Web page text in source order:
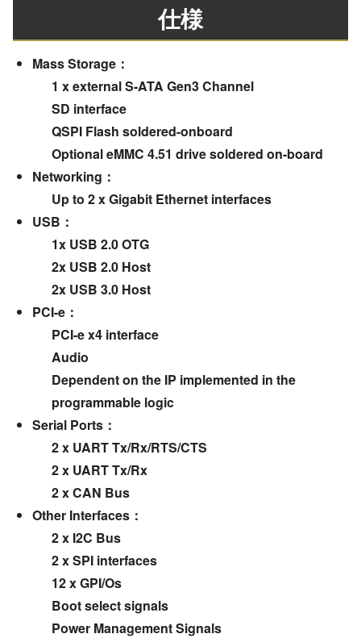
仕様
Mass Storage：
1 x external S-ATA Gen3 Channel
SD interface
QSPI Flash soldered-onboard
Optional eMMC 4.51 drive soldered on-board
Networking：
Up to 2 x Gigabit Ethernet interfaces
USB：
1x USB 2.0 OTG
2x USB 2.0 Host
2x USB 3.0 Host
PCI-e：
PCI-e x4 interface
Audio
Dependent on the IP implemented in the
programmable logic
Serial Ports：
2 x UART Tx/Rx/RTS/CTS
2 x UART Tx/Rx
2 x CAN Bus
Other Interfaces：
2 x I2C Bus
2 x SPI interfaces
12 x GPI/Os
Boot select signals
Power Management Signals